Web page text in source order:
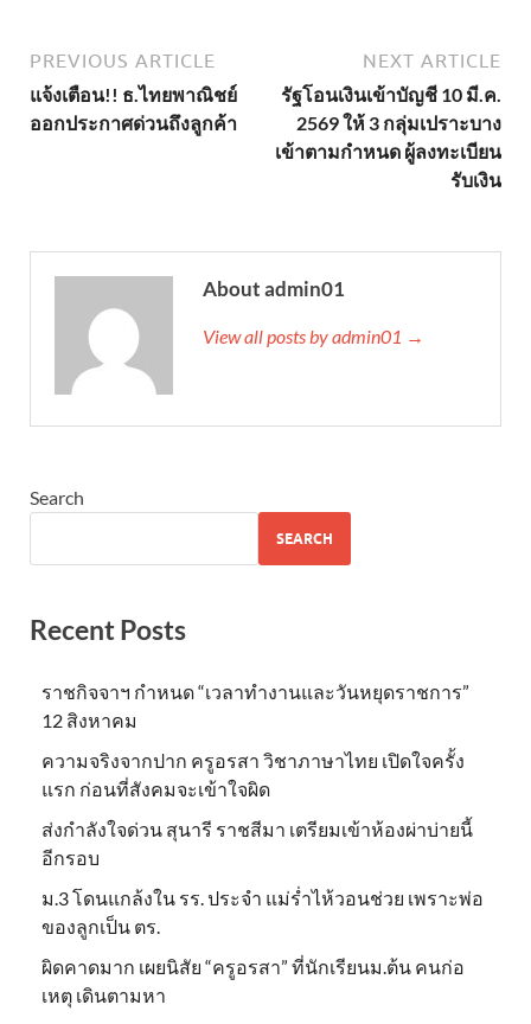
PREVIOUS ARTICLE
แจ้งเตือน!! ธ.ไทยพาณิชย์
ออกประกาศด่วนถึงลูกค้า
NEXT ARTICLE
รัฐโอนเงินเข้าบัญชี 10 มี.ค.
2569 ให้ 3 กลุ่มเปราะบาง
เข้าตามกำหนด ผู้ลงทะเบียน
รับเงิน
About admin01
View all posts by admin01 →
Search
SEARCH
Recent Posts
ราชกิจจาฯ กำหนด “เวลาทำงานและวันหยุดราชการ”
12 สิงหาคม
ความจริงจากปาก ครูอรสา วิชาภาษาไทย เปิดใจครั้ง
แรก ก่อนที่สังคมจะเข้าใจผิด
ส่งกำลังใจด่วน สุนารี ราชสีมา เตรียมเข้าห้องผ่าบ่ายนี้
อีกรอบ
ม.3 โดนแกล้งใน รร. ประจำ แม่ร่ำไห้วอนช่วย เพราะพ่อ
ของลูกเป็น ตร.
ผิดคาดมาก เผยนิสัย “ครูอรสา” ที่นักเรียนม.ต้น คนก่อ
เหตุ เดินตามหา